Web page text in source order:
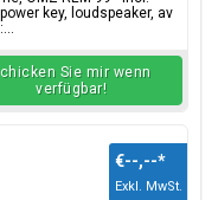
key, loudspeaker, av
Sie mir wenn
verfügbar!
€--,--*
Exkl. MwSt.